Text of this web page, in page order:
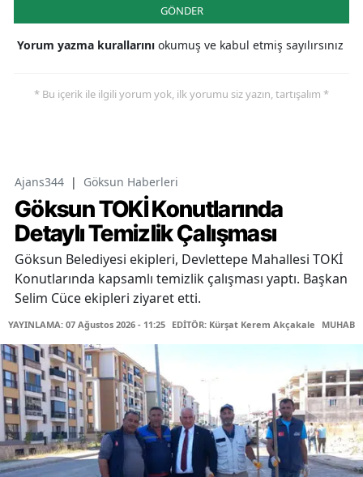
GÖNDER
Yorum yazma kurallarını okumuş ve kabul etmiş sayılırsınız
* Bu içerik ile ilgili yorum yok, ilk yorumu siz yazın, tartışalım *
Ajans344 | Göksun Haberleri
Göksun TOKİ Konutlarında
Detaylı Temizlik Çalışması
Göksun Belediyesi ekipleri, Devlettepe Mahallesi TOKİ
Konutlarında kapsamlı temizlik çalışması yaptı. Başkan
Selim Cüce ekipleri ziyaret etti.
YAYINLAMA: 07 Ağustos 2026 - 11:25 EDİTÖR: Kürşat Kerem Akçakale